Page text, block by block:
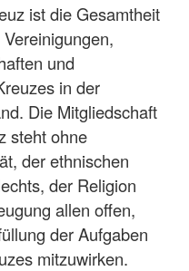
ist die Gesamtheit
und
in der
Die Mitgliedschaft
steht ohne
der ethnischen
der Religion
allen offen,
der Aufgaben
mitzuwirken.